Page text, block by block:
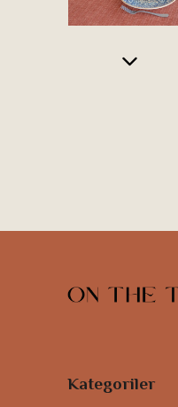
Kategoriler